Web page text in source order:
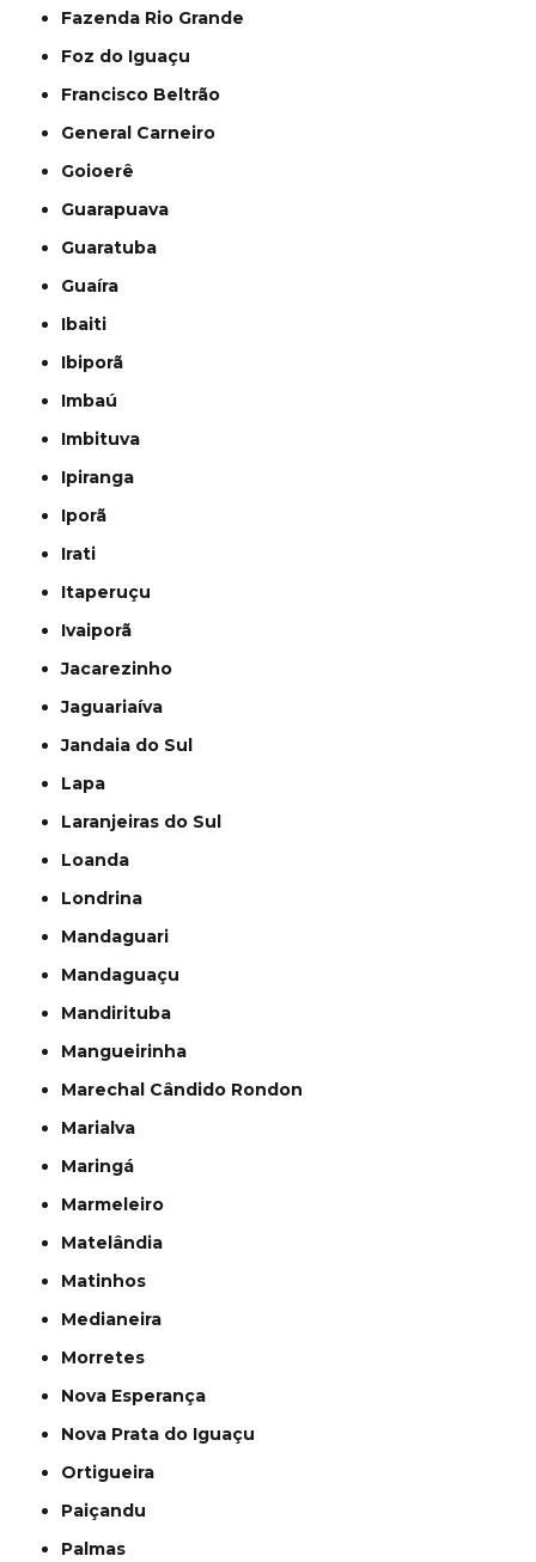
Fazenda Rio Grande
Foz do Iguaçu
Francisco Beltrão
General Carneiro
Goioerê
Guarapuava
Guaratuba
Guaíra
Ibaiti
Ibiporã
Imbaú
Imbituva
Ipiranga
Iporã
Irati
Itaperuçu
Ivaiporã
Jacarezinho
Jaguariaíva
Jandaia do Sul
Lapa
Laranjeiras do Sul
Loanda
Londrina
Mandaguari
Mandaguaçu
Mandirituba
Mangueirinha
Marechal Cândido Rondon
Marialva
Maringá
Marmeleiro
Matelândia
Matinhos
Medianeira
Morretes
Nova Esperança
Nova Prata do Iguaçu
Ortigueira
Paiçandu
Palmas